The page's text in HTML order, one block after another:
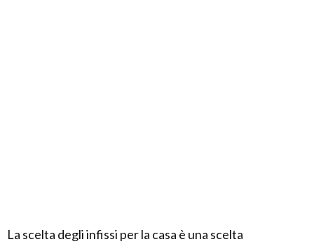
La scelta degli infissi per la casa è una scelta